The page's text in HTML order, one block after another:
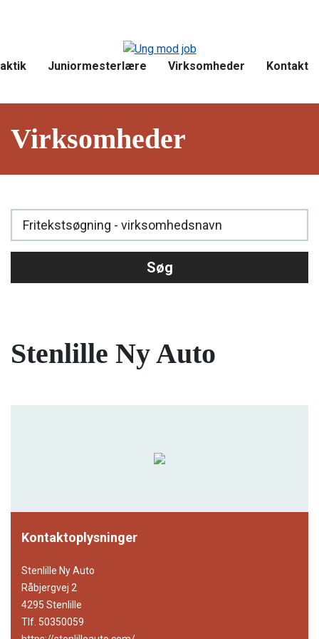
Juniormesterlære Virksomheder Kontakt
Virksomheder
Søg
Stenlille Ny Auto
Kontaktoplysninger
Stenlille Ny Auto
Råbjergvej 2
4295 Stenlille
Tlf. 50350059